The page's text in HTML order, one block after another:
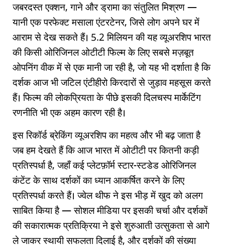
जबरदस्त एक्शन, गाने और ड्रामा का संतुलित मिश्रण —
यानी एक परफेक्ट मसाला एंटरटेनर, जिसे लोग अपने घर में
आराम से देख सकते हैं। 5.2 मिलियन की यह व्यूअरशिप भारत
की किसी ओरिजिनल ओटीटी फिल्म के लिए सबसे मज़बूत
ओपनिंग वीक में से एक मानी जा रही है, जो यह भी दर्शाता है कि
दर्शक आज भी जटिल एंटीहीरो किरदारों से जुड़ाव महसूस करते
हैं। फिल्म की लोकप्रियता के पीछे इसकी दिलचस्प मार्केटिंग
रणनीति भी एक अहम कारण रही है।
इस रिकॉर्ड ब्रेकिंग व्यूअरशिप का महत्व और भी बढ़ जाता है
जब हम देखते हैं कि आज भारत में ओटीटी पर कितनी कड़ी
प्रतिस्पर्धा है, जहाँ कई प्लेटफ़ॉर्म स्टार-स्टडेड ओरिजिनल
कंटेंट के साथ दर्शकों का ध्यान आकर्षित करने के लिए
प्रतिस्पर्धा करते हैं। ज्वेल थीफ ने इस भीड़ में खुद को अलग
साबित किया है — सोशल मीडिया पर इसकी चर्चा और दर्शकों
की सकारात्मक प्रतिक्रिया ने इसे शुरुआती उत्सुकता से आगे
ले जाकर स्थायी सफलता दिलाई है, और दर्शकों की संख्या